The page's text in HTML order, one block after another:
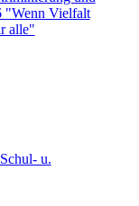
"Wenn Vielfalt
alle"
u.